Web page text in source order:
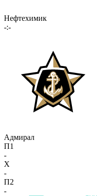
Нефтехимик
-:-
Адмирал
П1
-
X
-
П2
-